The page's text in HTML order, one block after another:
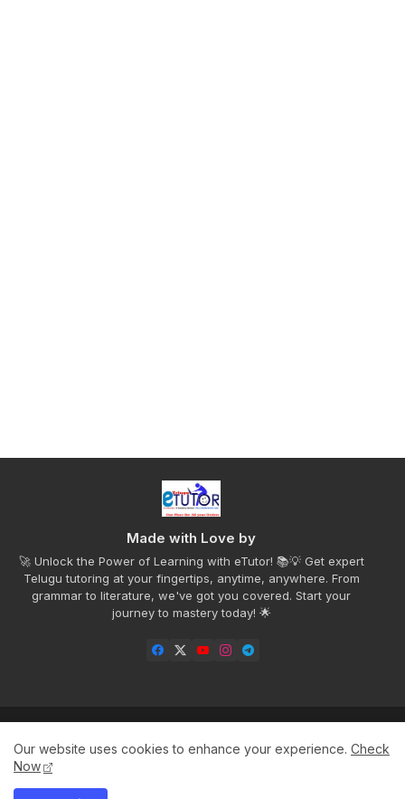
Made with Love by
🚀 Unlock the Power of Learning with eTutor! 📚💡 Get expert
Telugu tutoring at your fingertips, anytime, anywhere. From
grammar to literature, we've got you covered. Start your
journey to mastery today! 🌟
Our website uses cookies to enhance your experience. Check
Now